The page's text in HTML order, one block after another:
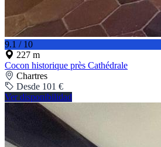
9.1 / 10
227 m
Cocon historique près Cathédrale
Chartres
Desde 101 €
Ver disponibilidad